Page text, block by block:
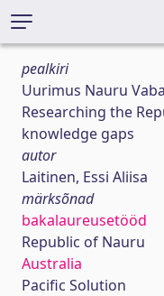
pealkiri
Uurimus Nauru
Researching the
knowledge gaps
autor
Laitinen, Essi Aliisa
märksõnad
bakalaureusetööd
Republic of Nauru
Australia
Pacific Solution